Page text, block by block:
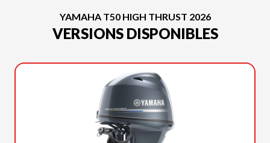
YAMAHA T50 HIGH THRUST 2026
VERSIONS DISPONIBLES